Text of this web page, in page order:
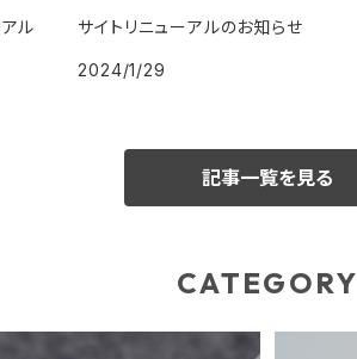
ル サイトリニューアルのお知らせ
2024/1/29
記事一覧を見る
CATEGORY